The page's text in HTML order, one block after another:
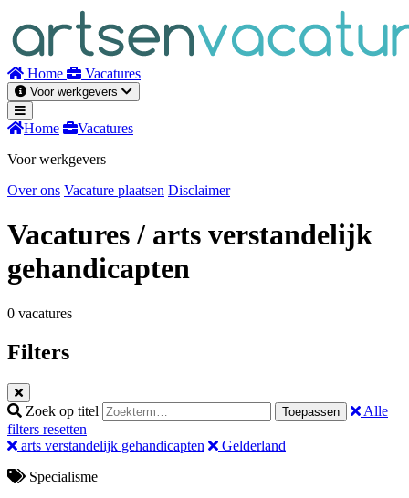
inhoud
Home Vacatures
Voor werkgevers
Home
Vacatures
Voor werkgevers
Over ons Vacature plaatsen Disclaimer
Vacatures/ arts verstandelijk
gehandicapten
0 vacatures
Filters
Zoek op titel Toepassen
Alle
filters resetten
arts verstandelijk gehandicapten
Gelderland
Specialisme